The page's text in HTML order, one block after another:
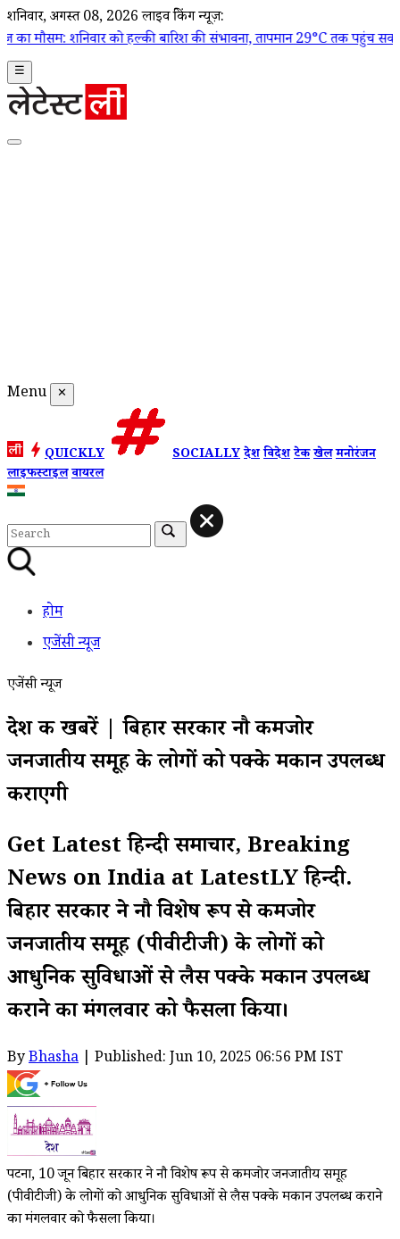
शनिवार, अगस्त 08, 2026 लाइव ब्रेकिंग न्यूज़:
को हल्की बारिश की संभावना, तापमान 29°C तक पहुंच सकता है|
☰
Menu ✕
QUICKLY SOCIALLYदेशविदेशटेकखेलमनोरंजन
लाइफस्टाइलवायरल
होम
एजेंसी न्यूज
एजेंसी न्यूज
देश की खबरें | बिहार सरकार नौ कमजोर
जनजातीय समूह के लोगों को पक्के मकान उपलब्ध
कराएगी
Get Latest हिन्दी समाचार, Breaking
News on India at LatestLY हिन्दी.
बिहार सरकार ने नौ विशेष रूप से कमजोर
जनजातीय समूह (पीवीटीजी) के लोगों को
आधुनिक सुविधाओं से लैस पक्के मकान उपलब्ध
कराने का मंगलवार को फैसला किया।
ByBhasha | Published: Jun 10, 2025 06:56 PM IST
पटना, 10 जून बिहार सरकार ने नौ विशेष रूप से कमजोर जनजातीय समूह
(पीवीटीजी) के लोगों को आधुनिक सुविधाओं से लैस पक्के मकान उपलब्ध कराने
का मंगलवार को फैसला किया।